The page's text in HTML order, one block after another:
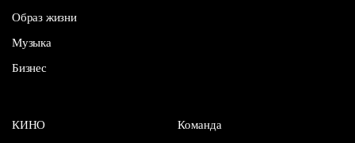
Образ жизни
Музыка
Бизнес
КИНО
Команда